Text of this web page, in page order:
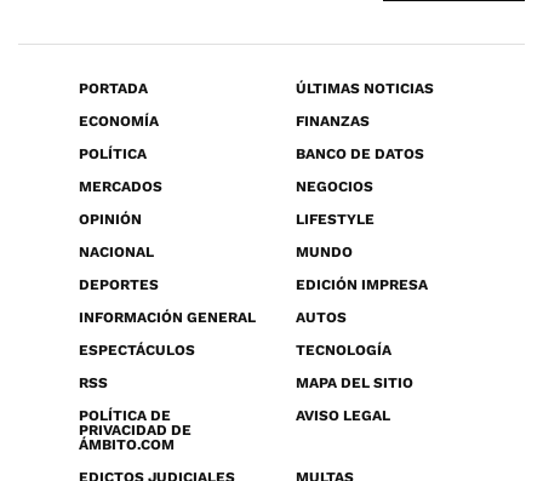
PORTADA
ÚLTIMAS NOTICIAS
ECONOMÍA
FINANZAS
POLÍTICA
BANCO DE DATOS
MERCADOS
NEGOCIOS
OPINIÓN
LIFESTYLE
NACIONAL
MUNDO
DEPORTES
EDICIÓN IMPRESA
INFORMACIÓN GENERAL
AUTOS
ESPECTÁCULOS
TECNOLOGÍA
RSS
MAPA DEL SITIO
POLÍTICA DE
PRIVACIDAD DE
ÁMBITO.COM
AVISO LEGAL